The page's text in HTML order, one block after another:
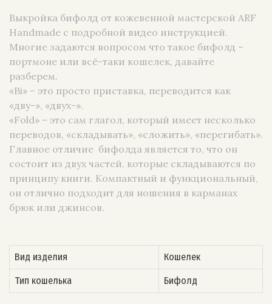
Выкройка бифолд от кожевенной мастерской ARF
Handmade с подробной видео инструкцией.
Многие задаются вопросом что такое бифолд –
портмоне или всё-таки кошелек, давайте
разберем.
«Bi» – это просто приставка, переводится как
«дву-», «двух-».
«Fold» – это сам глагол, который имеет несколько
переводов, «складывать», «сложить», «перегибать».
Главное отличие бифолда является то, что он
состоит из двух частей, которые складываются по
принципу книги. Компактный и функциональный,
он отлично подходит для ношения в карманах
брюк или джинсов.
Вид изделия Кошелек
Тип кошелька Бифолд